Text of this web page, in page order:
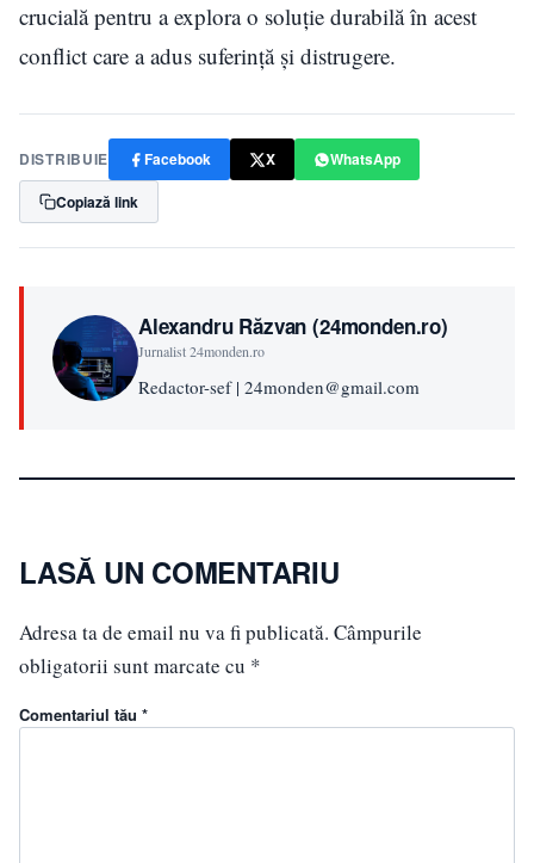
crucială pentru a explora o soluție durabilă în acest
conflict care a adus suferință și distrugere.
DISTRIBUIE Facebook X
WhatsApp
Copiază link
Alexandru Răzvan (24monden.ro)
Jurnalist 24monden.ro
Redactor-sef | 24monden@gmail.com
LASĂ UN COMENTARIU
Adresa ta de email nu va fi publicată. Câmpurile
obligatorii sunt marcate cu *
Comentariul tău *